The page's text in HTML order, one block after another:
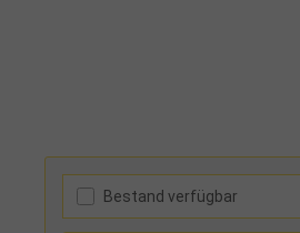
Bestand verfügbar